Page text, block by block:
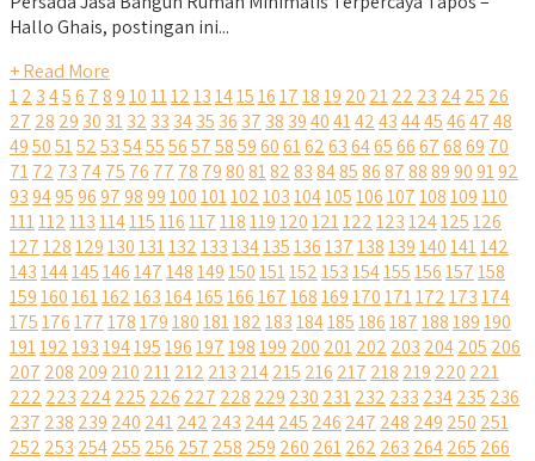
Hallo Ghais, postingan ini...
+ Read More
12 3456 78910111213141516171819 20 2122 23 2425 26
27 28 29 30 3132 33 3435 36 37 38 39404142434445464748
495051525354555657585960616263646566676869 70
7172 73 7475 76 77 78 7980818283848586878889909192
93949596979899100101102103104105106107108109110
111112113114115116117118119120121122123124125126
127128129130131132133134135136137138139140141142
143144145146147148149150151152153154155156157158
159160161162163164165166167168169170171172173174
175176177178179180181182183184185186187188189190
191192193194195196197198199 200 201202 203 204205 206
207 208 209 210 211212 213 214215 216 217 218 219 220 221
222 223 224225 226 227 228 229 230 231232 233 234235 236
237 238 239 240 241242 243 244245 246 247 248 249 250 251
252 253 254255 256 257 258 259 260 261262 263 264265 266